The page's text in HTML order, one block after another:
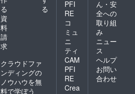
る
る
資
料
請
求
クラウドファ
ンディングの
ノウハウを無
料で学ぼう
PFI
RE
コ
ミュ
ニ
ティ
CAM
PFI
RE
Crea
ん・安
全への
取り組
み
ニュー
ス
ヘルプ
お問い
合わせ